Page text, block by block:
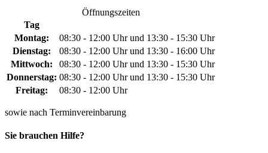
Öffnungszeiten
Tag
Montag:
08:30 - 12:00 Uhr und 13:30 - 15:30 Uhr
Dienstag:
08:30 - 12:00 Uhr und 13:30 - 16:00 Uhr
Mittwoch:
08:30 - 12:00 Uhr und 13:30 - 15:30 Uhr
Donnerstag: 08:30 - 12:00 Uhr und 13:30 - 15:30 Uhr
Freitag:
08:30 - 12:00 Uhr
sowie nach Terminvereinbarung
Sie brauchen Hilfe?